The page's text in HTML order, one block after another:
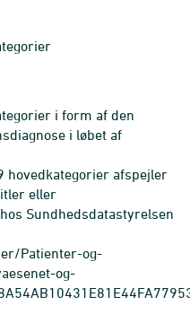
i form af den
i løbet af
hovedkategorier afspejler
eller
Sundhedsdatastyrelsen
Patienter-og-
og-